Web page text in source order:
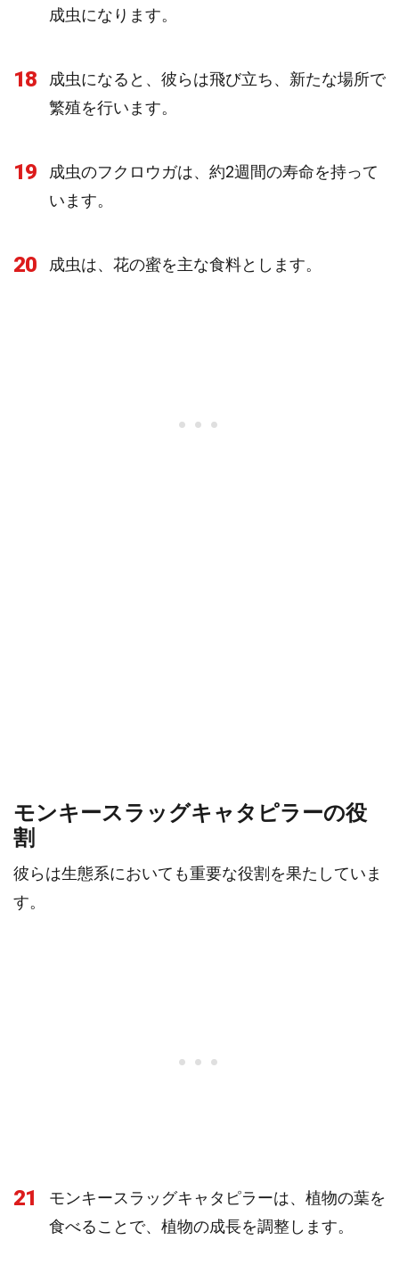
成虫になります。
18
成虫になると、彼らは飛び立ち、新たな場所で
繁殖を行います。
19
成虫のフクロウガは、約2週間の寿命を持って
います。
20 成虫は、花の蜜を主な食料とします。
モンキースラッグキャタピラーの役
割
彼らは生態系においても重要な役割を果たしていま
す。
21
モンキースラッグキャタピラーは、植物の葉を
食べることで、植物の成長を調整します。